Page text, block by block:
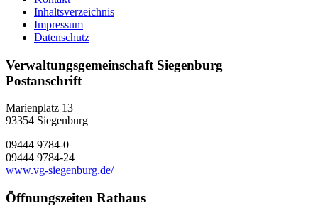
Inhaltsverzeichnis
Impressum
Datenschutz
Verwaltungsgemeinschaft Siegenburg
Postanschrift
Marienplatz 13
93354 Siegenburg
09444 9784-0
09444 9784-24
www.vg-siegenburg.de/
Öffnungszeiten Rathaus